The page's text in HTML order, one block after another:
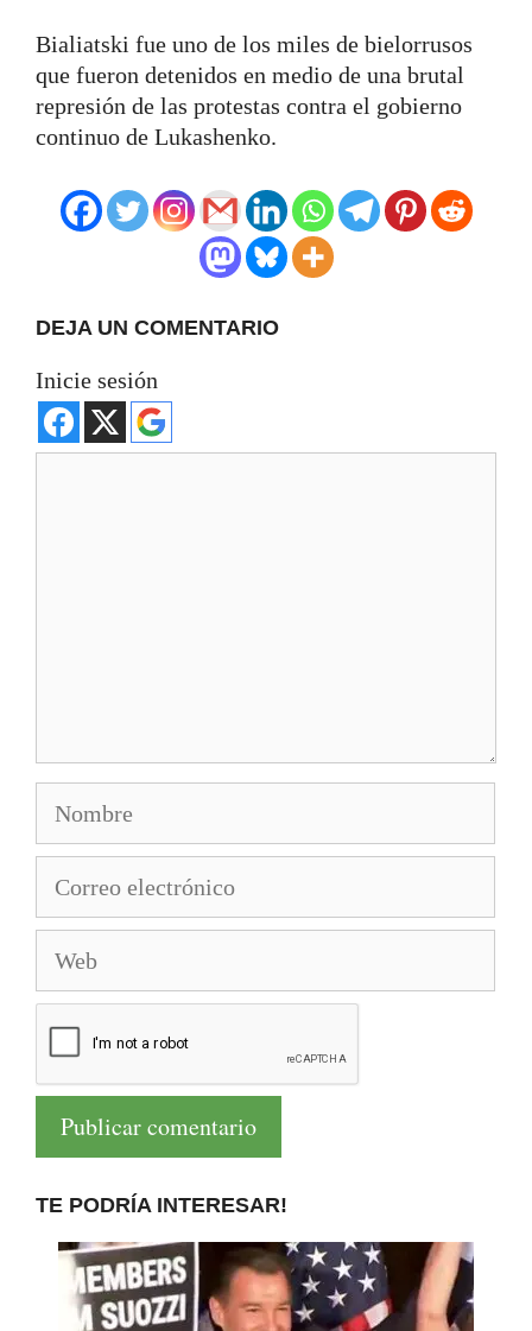
Bialiatski fue uno de los miles de bielorrusos
que fueron detenidos en medio de una brutal
represión de las protestas contra el gobierno
continuo de Lukashenko.
DEJA UN COMENTARIO
Inicie sesión
electrónico
TE PODRÍA INTERESAR!